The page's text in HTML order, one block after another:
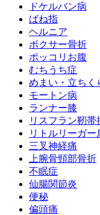
ドケルバン病
ばね指
ヘルニア
ボクサー骨折
ポッコリお腹
むちうち症
めまい・立ちく
モートン病
ランナー膝
リスフラン靭帯
リトルリーガー
三叉神経痛
上腕骨頸部骨折
不眠症
仙腸関節炎
便秘
偏頭痛